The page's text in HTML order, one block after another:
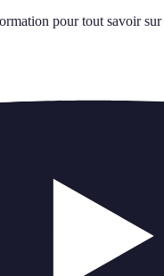
pour tout savoir sur